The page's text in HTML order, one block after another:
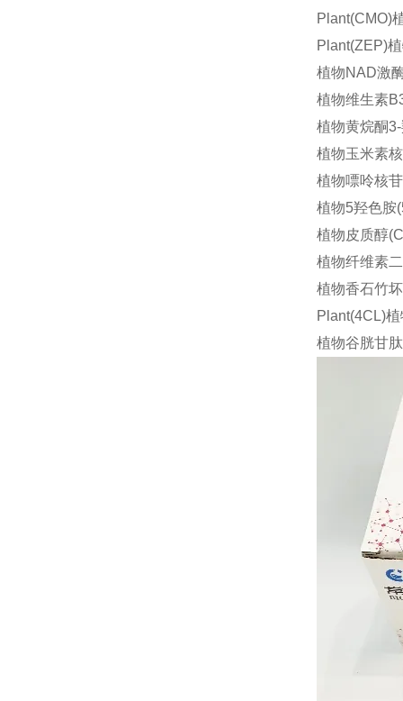
Plant(CMO)
Plant(ZEP)
植物NAD激
植物维生素
植物黄烷酮
植物玉米素
植物嘌呤核
植物5羟色胺
植物皮质醇
植物纤维素
植物香石竹
Plant(4CL)
植物谷胱甘